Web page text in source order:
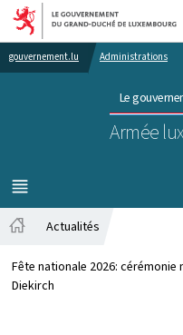
Aller au
Aller
gouvernement.lu Administrations
Le
Armée
MENU
PRINCIPAL
Actualités
Fête nationale 2026: cérémonie
Diekirch